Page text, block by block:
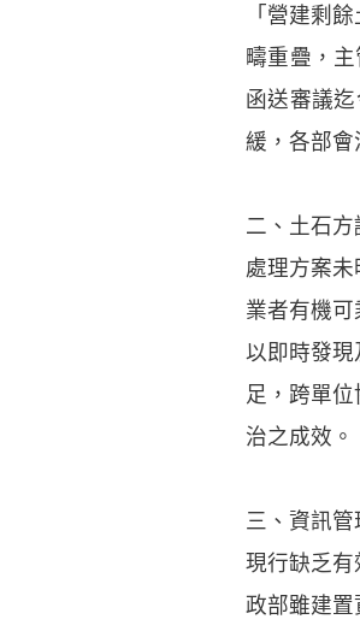
「營建剩
疇重疊，
函送審議
緩，各部會
二、土石
處理方案
業者有機
以即時發
足，跨單
治之成效。
三、資訊管
現行缺乏
政部雖建